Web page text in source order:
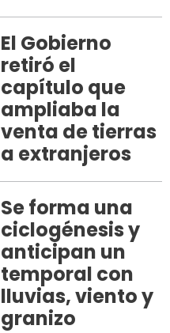
El Gobierno
retiró el
capítulo que
ampliaba la
venta de tierras
a extranjeros
Se forma una
ciclogénesis y
anticipan un
temporal con
lluvias, viento y
granizo